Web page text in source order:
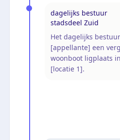
dagelijks bestuur
stadsdeel Zuid
Het dagelijks
[appellante] een
woonboot ligplaats
[locatie 1].